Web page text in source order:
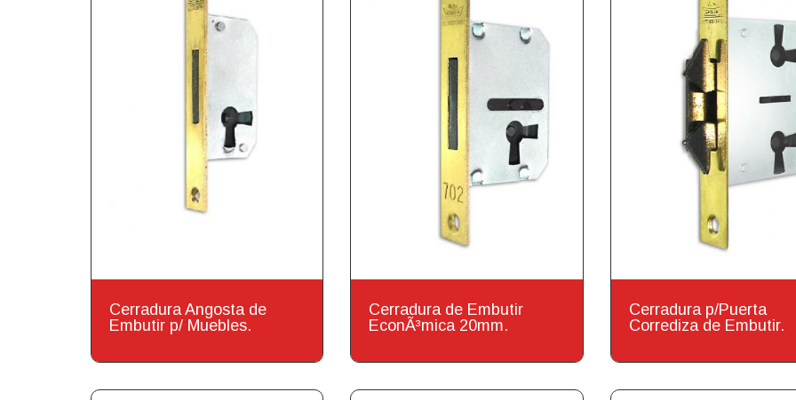
Cerradura Angosta de
Embutir p/ Muebles.
Cerradura de Embutir
EconÃ³mica 20mm.
Cerradura p/Puerta
Corrediza de Embutir.